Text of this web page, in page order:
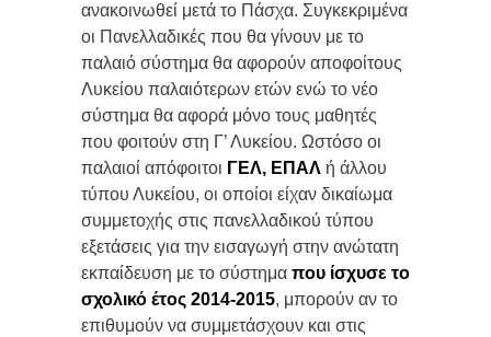
ανακοινωθεί μετά το Πάσχα. Συγκεκριμένα
οι Πανελλαδικές που θα γίνουν με το
παλαιό σύστημα θα αφορούν αποφοίτους
Λυκείου παλαιότερων ετών ενώ το νέο
σύστημα θα αφορά μόνο τους μαθητές
που φοιτούν στη Γ’ Λυκείου. Ωστόσο οι
παλαιοί απόφοιτοι ΓΕΛ, ΕΠΑΛ ή άλλου
τύπου Λυκείου, οι οποίοι είχαν δικαίωμα
συμμετοχής στις πανελλαδικού τύπου
εξετάσεις για την εισαγωγή στην ανώτατη
εκπαίδευση με το σύστημα που ίσχυσε το
σχολικό έτος 2014-2015, μπορούν αν το
επιθυμούν να συμμετάσχουν και στις